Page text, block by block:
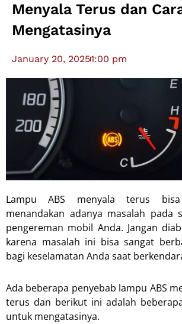
Menyala Terus dan
Mengatasinya
January 20, 20251:00 pm
Lampu ABS menyala terus
menandakan adanya masalah pada
pengereman mobil Anda. Jangan
karena masalah ini bisa sangat
bagi keselamatan Anda saat
Ada beberapa penyebab lampu ABS
terus dan berikut ini adalah
untuk mengatasinya.